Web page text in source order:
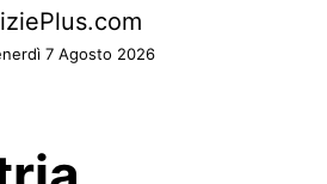
7 Agosto 2026